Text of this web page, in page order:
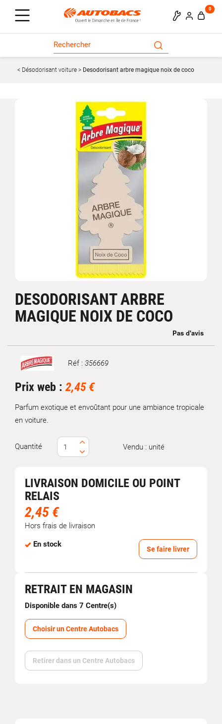
0
Désodorisant voiture Desodorisant arbre magique noix de coco
DESODORISANT ARBRE
MAGIQUE NOIX DE COCO
Marque Réf : 356669
Prix web : 2,45 €
Parfum exotique et envoûtant pour une ambiance tropicale
en voiture.
Quantité Vendu : unité
LIVRAISON DOMICILE OU POINT
RELAIS
2,45 €
Hors frais de livraison
En stock
Se faire livrer
RETRAIT EN MAGASIN
Disponible dans 7 Centre(s)
Choisir un Centre Autobacs
Retirer dans un Centre Autobacs